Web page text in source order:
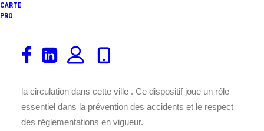
CARTE
PRO
Placé à cet endroit précis la
efficace de la vitesse des véhicules pour garantir la
la circulation dans cette ville . Ce dispositif joue un rôle
essentiel dans la prévention des accidents et le respect
des réglementations en vigueur.